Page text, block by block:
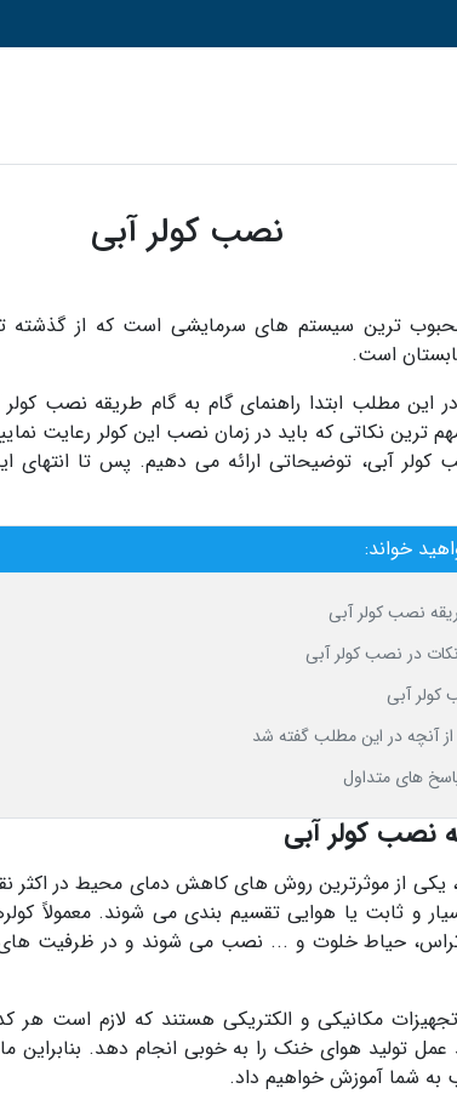
نصب کولر آبی
ترین سیستم های سرمایشی است که از گذشته تا
است.
مطلب ابتدا راهنمای گام به گام طریقه نصب کولر
ترین نکاتی که باید در زمان نصب این کولر رعایت
کولر آبی، توضیحاتی ارائه می دهیم. پس تا انتهای
خواند:
نصب کولر آبی
در نصب کولر آبی
کولر آبی
آنچه در این مطلب گفته شد
های متداول
نصب کولر آبی
یکی از موثرترین روش های کاهش دمای محیط در اکثر
و ثابت یا هوایی تقسیم بندی می شوند. معمولاً
تراس، حیاط خلوت و ... نصب می شوند و در ظرفیت
مکانیکی و الکتریکی هستند که لازم است هر
عمل تولید هوای خنک را به خوبی انجام دهد.
به شما آموزش خواهیم داد.